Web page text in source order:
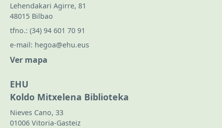
Lehendakari Agirre, 81
48015 Bilbao
tfno.: (34) 94 601 70 91
e-mail: hegoa@ehu.eus
Ver mapa
EHU
Koldo Mitxelena Biblioteka
Nieves Cano, 33
01006 Vitoria-Gasteiz